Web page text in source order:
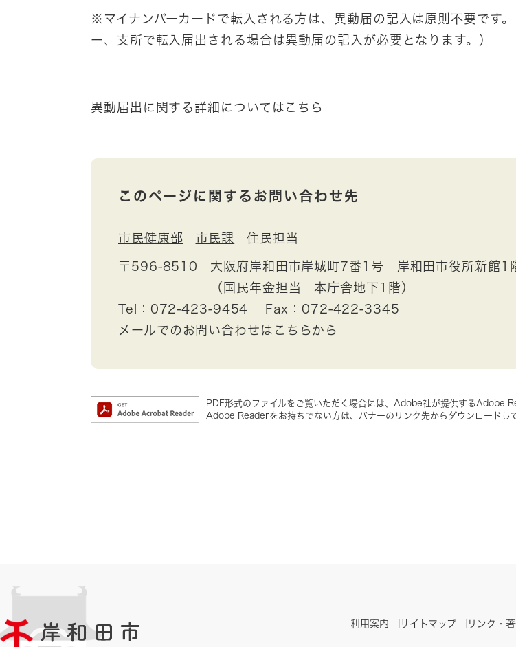
※マイナンバーカードで転入される方は、異動届の記入は原則不要です。
ー、支所で転入届出される場合は異動届の記入が必要となります。）
異動届出に関する詳細についてはこちら
このページに関するお問い合わせ先
市民健康部 市民課 住民担当
〒596-8510
大阪府岸和田市岸城町7番1号 岸和田市役所新館1
（国民年金担当 本庁舎地下1階）
Tel：072-423-9454
Fax：072-422-3345
メールでのお問い合わせはこちらから
PDF形式のファイルをご覧いただく場合には、Adobe社が提供するAdobe
Adobe Readerをお持ちでない方は、バナーのリンク先からダウンロードし
利用案内 サイトマップ リンク・